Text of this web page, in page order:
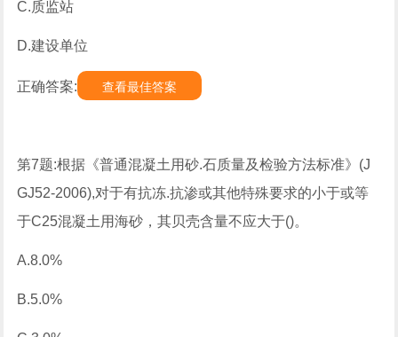
C.质监站
D.建设单位
正确答案: 查看最佳答案
第7题:根据《普通混凝土用砂.石质量及检验方法标准》(J
GJ52-2006),对于有抗冻.抗渗或其他特殊要求的小于或等
于C25混凝土用海砂，其贝壳含量不应大于()。
A.8.0%
B.5.0%